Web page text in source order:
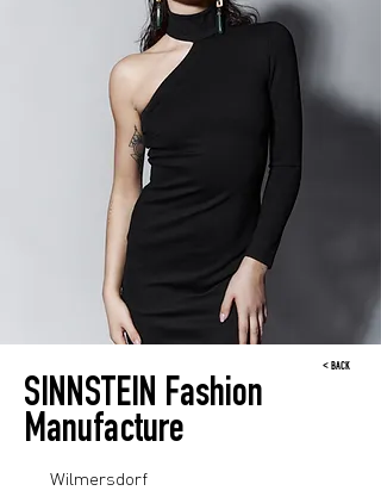
< BACK
SINNSTEIN Fashion
Manufacture
Wilmersdorf